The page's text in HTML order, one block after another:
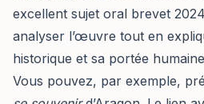
excellent sujet oral brevet
analyser l’œuvre tout en
historique et sa portée
Vous pouvez, par exemple,